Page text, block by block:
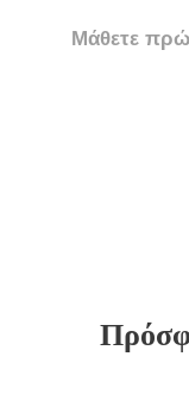
Μάθετε